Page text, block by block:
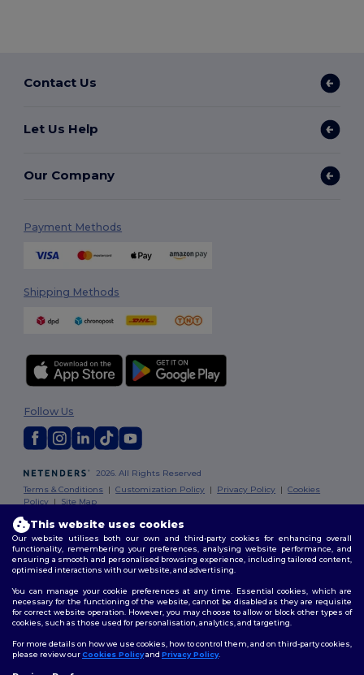
Contact Us
Let Us Help
Our Company
Payment Methods
Shipping Methods
2026. All Rights Reserved
Terms & Conditions |Customization Policy | Privacy Policy |Cookies
Policy | Site Map
Follow Us
This website uses cookies
Our website utilises both our own and third-party cookies for enhancing overall
functionality, remembering your preferences, analysing website performance, and
ensuring a smooth and personalised browsing experience, including tailored content,
optimised interactions with our website, and advertising.
You can manage your cookie preferences at any time. Essential cookies, which are
necessary for the functioning of the website, cannot be disabled as they are requisite
for correct website operation. However, you may choose to allow or block other types of
cookies, such as those used for personalisation, analytics, and targeting.
For more details on how we use cookies, how to control them, and on third-party cookies,
please review ourCookies Policyand Privacy Policy.